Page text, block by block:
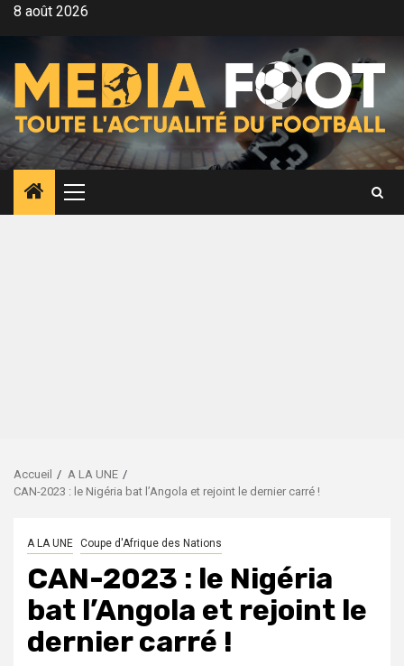
Aller8 août 2026
Menu
principal
Accueil
A LA UNE
CAN-2023 : le Nigéria bat l’Angola et rejoint le dernier carré !
A LA UNE Coupe d'Afrique des Nations
CAN-2023 : le Nigéria
bat l’Angola et rejoint le
dernier carré !